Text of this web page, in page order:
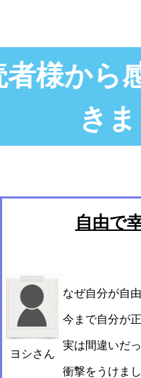
者様から
き
ヨシさん
自由で
なぜ自分が自
今まで自分が
実は間違いだ
衝撃をうけまし